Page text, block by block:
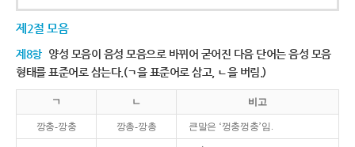
제2절 모음
제8항 양성 모음이 음성 모음으로 바뀌어 굳어진 다음 단어는 음성 모음
형태를 표준어로 삼는다.(ㄱ을 표준어로 삼고, ㄴ을 버림.)
ㄱ ㄴ 비고
깡충-깡충 깡총-깡총 큰말은 ‘껑충껑충’임.